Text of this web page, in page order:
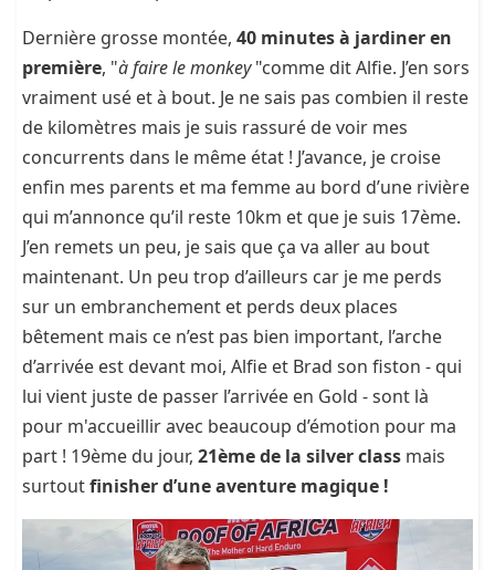
Dernière grosse montée, 40 minutes à jardiner en
première, "à faire le monkey"comme dit Alfie. J’en sors
vraiment usé et à bout. Je ne sais pas combien il reste
de kilomètres mais je suis rassuré de voir mes
concurrents dans le même état ! J’avance, je croise
enfin mes parents et ma femme au bord d’une rivière
qui m’annonce qu’il reste 10km et que je suis 17ème.
J’en remets un peu, je sais que ça va aller au bout
maintenant. Un peu trop d’ailleurs car je me perds
sur un embranchement et perds deux places
bêtement mais ce n’est pas bien important, l’arche
d’arrivée est devant moi, Alfie et Brad son fiston - qui
lui vient juste de passer l’arrivée en Gold - sont là
pour m'accueillir avec beaucoup d’émotion pour ma
part ! 19ème du jour, 21ème de la silver class mais
surtoutfinisher d’une aventure magique !